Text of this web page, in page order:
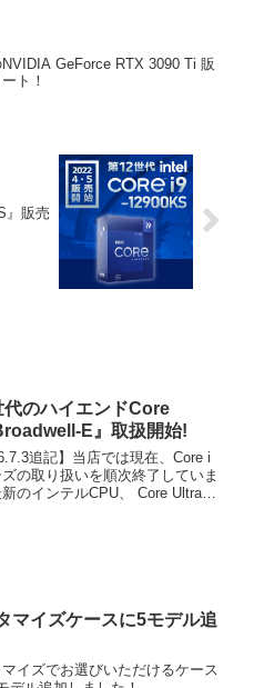
GeForce RTX 3090 Ti 販
ト！
』販売
代のハイエンドCore
E』取扱開始!
追記】当店では現在、Core i
の取り扱いを順次終了していま
のインテルCPU、 Core Ultraシ
マイズケースに5モデル追
イズでお選びいただけるケース